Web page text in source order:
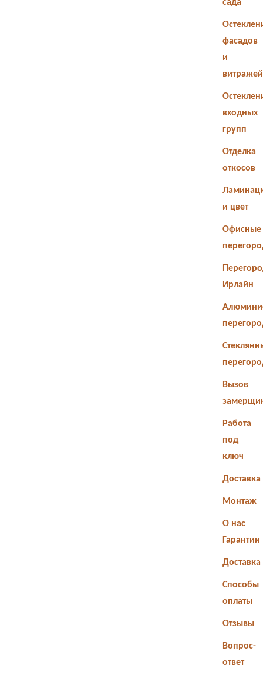
сада
фасадов
и
витражей
входных
групп
Отделка
откосов
и цвет
Офисные
Ирлайн
Вызов
Работа
под
ключ
Доставка
Монтаж
О нас
Гарантии
Доставка
Способы
оплаты
Отзывы
Вопрос-
ответ